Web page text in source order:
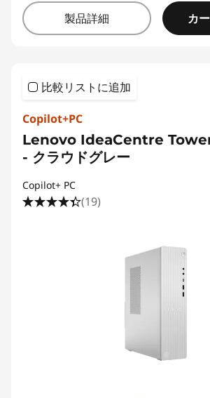
製品詳細 カ
比較リストに追加
Copilot+PC
Lenovo IdeaCentre
- クラウドグレー
Copilot+ PC
(19)